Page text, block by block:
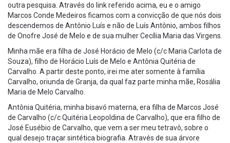
outra pesquisa. Através do link referido acima, eu e o amigo
Marcos Conde Medeiros ficamos com a convicção de que nós dois
descendemos de Antônio Luís e não de Luís Antônio, ambos filhos
de Onofre José de Melo e de sua mulher Cecília Maria das Virgens.
Minha mãe era filha de José Horácio de Melo (c/c Maria Carlota de
Souza), filho de Horácio Luís de Melo e Antônia Quitéria de
Carvalho. A partir deste ponto, irei me ater somente à família
Carvalho, oriunda de Granja, da qual faz parte minha mãe, Rosália
Maria de Melo Carvalho.
Antônia Quitéria, minha bisavó materna, era filha de Marcos José
de Carvalho (c/c Quitéria Leopoldina de Carvalho), que era filho de
José Eusébio de Carvalho, que vem a ser meu tetravô, sobre o
qual desejo traçar sintética biografia. Através de sua árvore